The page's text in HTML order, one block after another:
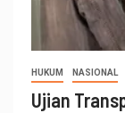
HUKUM NASIONAL
Ujian